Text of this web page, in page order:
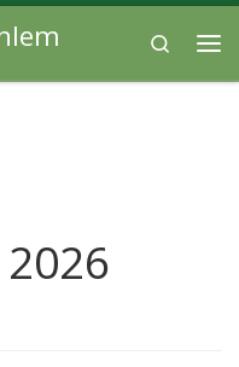
Search